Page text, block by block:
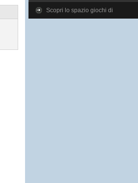
Scopri lo spazio giochi di